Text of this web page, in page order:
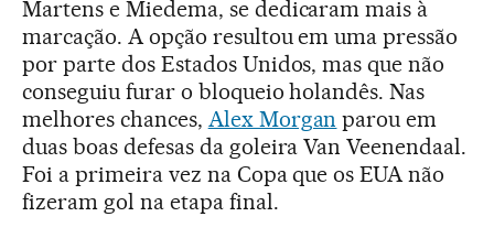
Martens e Miedema, se dedicaram mais à
marcação. A opção resultou em uma pressão
por parte dos Estados Unidos, mas que não
conseguiu furar o bloqueio holandês. Nas
melhores chances, Alex Morgan parou em
duas boas defesas da goleira Van Veenendaal.
Foi a primeira vez na Copa que os EUA não
fizeram gol na etapa final.